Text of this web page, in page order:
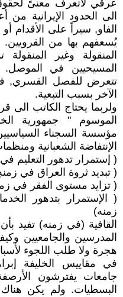
عرقي لاتعرف معنىً
الى الحدود الإيرانية
الفاو, سيراً على الأقدام
يُسعفهم بها من القرويين.
المنقولة وغير
المسيحيين في
تتعرض للفصل القسري,
الآخر بسبب التبعية.
ولربما يحتاج الكاتب الى
الموسوم " جمهورية
مؤسسة السجناء
الإنتفاضة الشعبانية
( إستمرار تدهور التعليم
( تبديد ثروة العراق في
( تزايد مستوى الفقر في
( الإستمرار بتدهور
زمنه)
القافية (في زمنه) تفيد
المدرسين والجامعيين
هجرة ولا طلب اللجوء
في مقاييس الخليفة
جامعات يفترشون
البسطيات. ولم يكن